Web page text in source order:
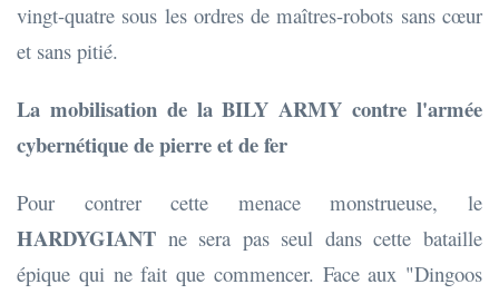
vingt-quatre sous les ordres de maîtres-robots sans cœur
et sans pitié.
La mobilisation de la BILY ARMY contre l'armée
cybernétique de pierre et de fer
Pour contrer cette menace monstrueuse, le
HARDYGIANT ne sera pas seul dans cette bataille
épique qui ne fait que commencer. Face aux "Dingoos